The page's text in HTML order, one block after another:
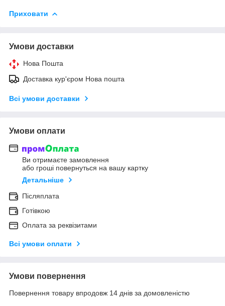
Приховати
Умови доставки
Нова Пошта
Доставка кур'єром Нова пошта
Всі умови доставки
Умови оплати
Ви отримаєте замовлення
або гроші повернуться на вашу картку
Детальніше
Післяплата
Готівкою
Оплата за реквізитами
Всі умови оплати
Умови повернення
Повернення товару впродовж 14 днів за домовленістю